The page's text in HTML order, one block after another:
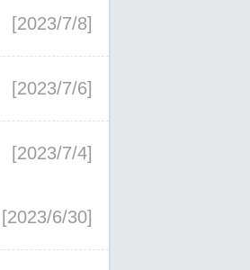
[2023/7/8]
[2023/7/6]
[2023/7/4]
[2023/6/30]